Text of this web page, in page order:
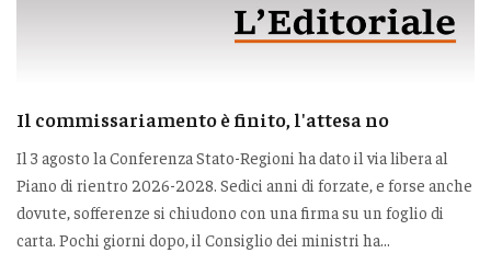
Il commissariamento è finito, l'attesa no
Il 3 agosto la Conferenza Stato-Regioni ha dato il via libera al
Piano di rientro 2026-2028. Sedici anni di forzate, e forse anche
dovute, sofferenze si chiudono con una firma su un foglio di
carta. Pochi giorni dopo, il Consiglio dei ministri ha...